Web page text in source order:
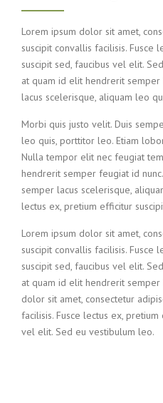
Lorem ipsum dolor sit amet,
suscipit convallis facilisis. Fusce
suscipit sed, faucibus vel elit.
at quam id elit hendrerit
lacus scelerisque, aliquam leo
Morbi quis justo velit. Duis
leo quis, porttitor leo. Etiam
Nulla tempor elit nec feugiat
hendrerit semper feugiat id
semper lacus scelerisque,
lectus ex, pretium efficitur
Lorem ipsum dolor sit amet,
suscipit convallis facilisis. Fusce
suscipit sed, faucibus vel elit.
at quam id elit hendrerit semper
dolor sit amet, consectetur
facilisis. Fusce lectus ex,
vel elit. Sed eu vestibulum leo.